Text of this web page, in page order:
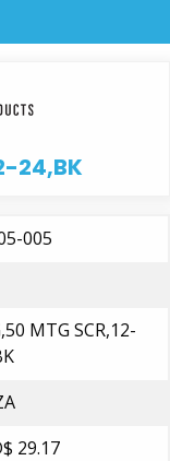
24,BK
005
MTG SCR,12-
29.17